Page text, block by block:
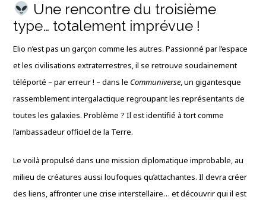
Une rencontre du troisième
type… totalement imprévue !
Elio n’est pas un garçon comme les autres. Passionné par l’espace
et les civilisations extraterrestres, il se retrouve soudainement
téléporté – par erreur ! – dans le Communiverse, un gigantesque
rassemblement intergalactique regroupant les représentants de
toutes les galaxies. Problème ? Il est identifié à tort comme
l’ambassadeur officiel de la Terre.
Le voilà propulsé dans une mission diplomatique improbable, au
milieu de créatures aussi loufoques qu’attachantes. Il devra créer
des liens, affronter une crise interstellaire… et découvrir qui il est